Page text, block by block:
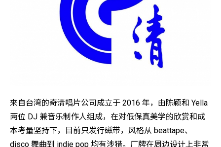
来自台湾的奇清唱片公司成立于 2016 年，由陈颖和 Yella
两位 DJ 兼音乐制作人组成，在对低保真美学的欣赏和成
本考量坚持下，目前只发行磁带，风格从 beattape、
disco 舞曲到 indie pop 均有涉猎。厂牌在周边设计上非常